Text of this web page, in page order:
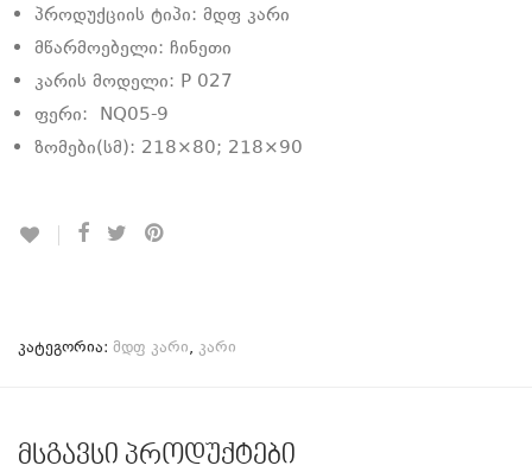
პროდუქციის ტიპი: მდფ კარი
მწარმოებელი: ჩინეთი
კარის მოდელი: P 027
ფერი: NQ05-9
ზომები(სმ): 218×80; 218×90
კატეგორია: მდფ კარი, კარი
მსგავსი პროდუქტები